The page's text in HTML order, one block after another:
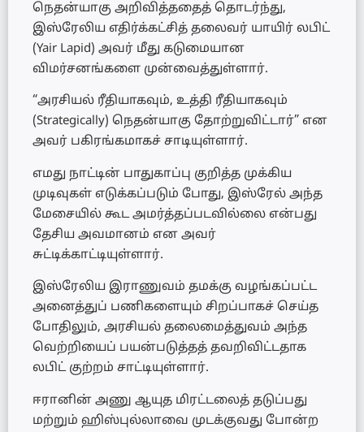
நெதன்யாகு அறிவித்ததைத் தொடர்ந்து,
இஸ்ரேலிய எதிர்க்கட்சித் தலைவர் யாயிர் லபிட்
(Yair Lapid) அவர் மீது கடுமையான
விமர்சனங்களை முன்வைத்துள்ளார்.
“அரசியல் ரீதியாகவும், உத்தி ரீதியாகவும்
(Strategically) நெதன்யாகு தோற்றுவிட்டார்” என
அவர் பகிரங்கமாகச் சாடியுள்ளார்.
எமது நாட்டின் பாதுகாப்பு குறித்த முக்கிய
முடிவுகள் எடுக்கப்படும் போது, இஸ்ரேல் அந்த
மேசையில் கூட அமர்த்தப்படவில்லை என்பது
தேசிய அவமானம் என அவர்
சுட்டிக்காட்டியுள்ளார்.
இஸ்ரேலிய இராணுவம் தமக்கு வழங்கப்பட்ட
அனைத்துப் பணிகளையும் சிறப்பாகச் செய்த
போதிலும், அரசியல் தலைமைத்துவம் அந்த
வெற்றியைப் பயன்படுத்தத் தவறிவிட்டதாக
லபிட் குற்றம் சாட்டியுள்ளார்.
ஈரானின் அணு ஆயுத மிரட்டலைத் தடுப்பது
மற்றும் ஹிஸ்புல்லாவை முடக்குவது போன்ற